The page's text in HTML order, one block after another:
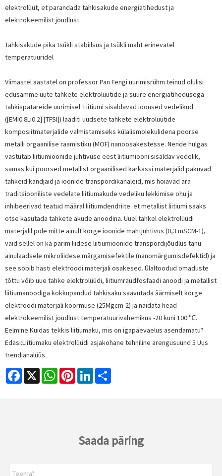
elektrolüüt, et parandada tahkisakude energiatihedust ja
elektrokeemilist jõudlust.
Tahkisakude pika tsükli stabiilsus ja tsükli maht erinevatel
temperatuuridel
Viimastel aastatel on professor Pan Fengi uurimisrühm teinud olulisi
edusamme uute tahkete elektrolüütide ja suure energiatihedusega
tahkispatareide uurimisel. Liitiumi sisaldavad ioonsed vedelikud
([EMI0.8Li0.2] [TFSI]) laaditi uudsete tahkete elektrolüütide
komposiitmaterjalide valmistamiseks külalismolekulidena poorse
metalli orgaanilise raamistiku (MOF) nanoosakestesse. Nende hulgas
vastutab liitiumioonide juhtivuse eest liitiumiooni sisaldav vedelik,
samas kui poorsed metallist orgaanilised karkassi materjalid pakuvad
tahkeid kandjaid ja ioonide transpordikanaleid, mis hoiavad ära
traditsiooniliste vedelate liitiumakude vedeliku lekkimise ohu ja
inhibeerivad teatud määral liitiumdendriite. et metallist liitiumi saaks
otse kasutada tahkete akude anoodina. Uuel tahkel elektrolüüdi
materjalil pole mitte ainult kõrge ioonide mahtjuhtivus (0,3 mSCM-1),
vaid sellel on ka parim liidese liitiumioonide transpordijõudlus tänu
ainulaadsele mikroliidese märgamisefektile (nanomärgumisdefektid) ja
see sobib hästi elektroodi materjali osakesed. Ülaltoodud omaduste
tõttu võib uue tahke elektrolüüdi, liitiumraudfosfaadi anoodi ja metallist
liitiumanoodiga kokkupandud tahkisaku saavutada äärmiselt kõrge
elektroodi materjali koormuse (25Mgcm-2) ja näidata head
elektrokeemilist jõudlust temperatuurivahemikus -20 kuni 100 ℃.
Eelmine:Kuidas tekkis liitiumaku, mis on igapäevaelus asendamatu?
Edasi:Liitiumaku elektrolüüdi asjakohane tehniline arengusuund 5 Uus
trendianalüüs
Facebook
X WhatsAppPinterestLinkedIn
Saada päring